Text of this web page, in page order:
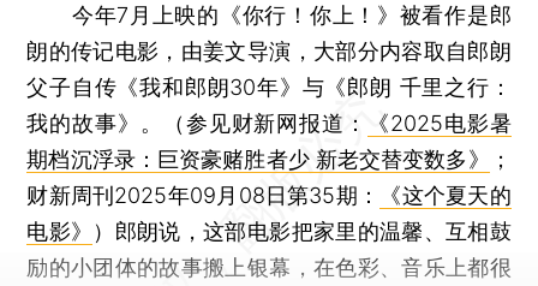
今年7月上映的《你行！你上！》被看作是郎
朗的传记电影，由姜文导演，大部分内容取自郎朗
父子自传《我和郎朗30年》与《郎朗 千里之行：
我的故事》。（参见财新网报道：
《2025电影暑
期档沉浮录：巨资豪赌胜者少 新老交替变数多》
；
财新周刊2025年09月08日第35期：
《这个夏天的
电影》
）郎朗说，这部电影把家里的温馨、互相鼓
励的小团体的故事搬上银幕，在色彩、音乐上都很